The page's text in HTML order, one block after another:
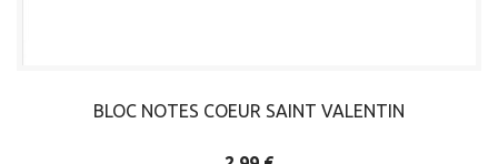
BLOC NOTES COEUR SAINT VALENTIN